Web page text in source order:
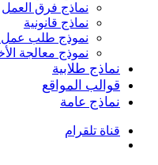
نماذج فرق العمل
نماذج قانونية
نموذج طلب عمل
نموذج معالجة
نماذج طلابية
قوالب المواقع
نماذج عامة
قناة تلقرام